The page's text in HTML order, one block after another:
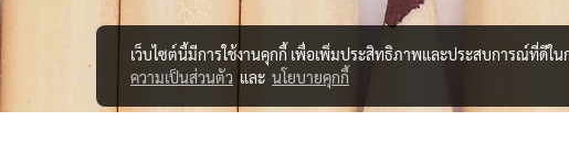
เว็บไซต์นี้มีการใช้งานคุกกี้ เพื่อเพิ่มประสิทธิภาพและประสบการณ์ที่ดีใ
ความเป็นส่วนตัว และ นโยบายคุกกี้